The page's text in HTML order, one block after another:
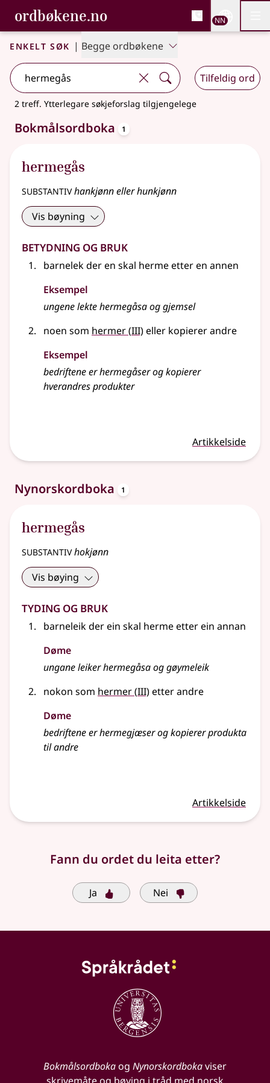
Gå til hovudinnhald
Tilgjenge
ordbøkene.no, Bokmålsordboka og
Bokmålsordboka og Nynorskordboka
NN
Enkelt søk | Begge ordbøkene
Tilfeldig ord
2 treff. Ytterlegare søkjeforslag tilgjengelege
Bokmålsordboka 1
hermegås
substantivhankjønn eller hunkjønn
Vis bøyning
Betydning og bruk
barnelek der en skal herme etter en annen
Eksempel
ungene lekte hermegåsa og gjemsel
noen som hermer(3
III)eller kopierer andre
Eksempel
bedriftene er hermegåser og kopierer
hverandres produkter
Artikkelside
Nynorskordboka 1
hermegås
substantivhokjønn
Vis bøying
Tyding og bruk
barneleik der ein skal herme etter ein annan
Døme
ungane leiker hermegåsa og gøymeleik
nokon som hermer(3
III)etter andre
Døme
bedriftene er hermegjæser og kopierer produkta
til andre
Artikkelside
Fann du ordet du leita etter?
Ja Nei
Bokmålsordbokaog Nynorskordbokaviser